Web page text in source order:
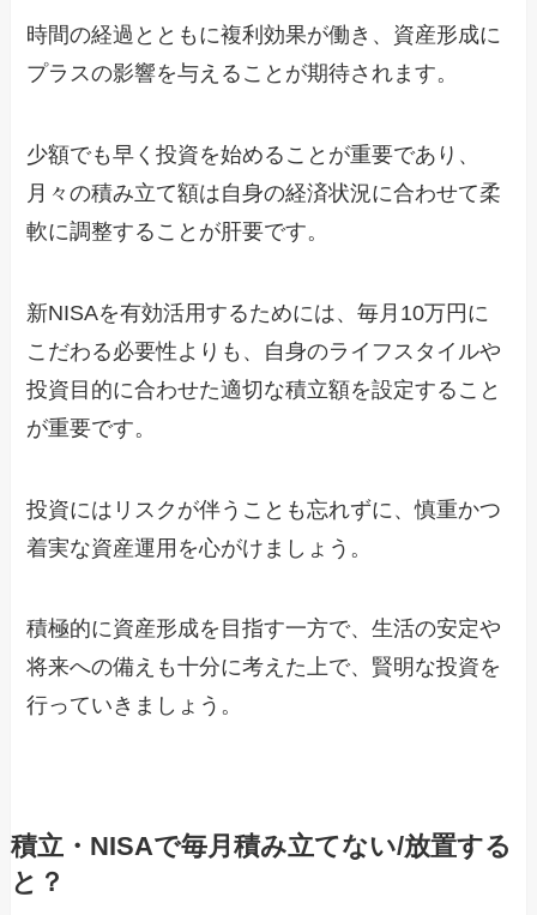
時間の経過とともに複利効果が働き、資産形成に
プラスの影響を与えることが期待されます。
少額でも早く投資を始めることが重要であり、
月々の積み立て額は自身の経済状況に合わせて柔
軟に調整することが肝要です。
新NISAを有効活用するためには、毎月10万円に
こだわる必要性よりも、自身のライフスタイルや
投資目的に合わせた適切な積立額を設定すること
が重要です。
投資にはリスクが伴うことも忘れずに、慎重かつ
着実な資産運用を心がけましょう。
積極的に資産形成を目指す一方で、生活の安定や
将来への備えも十分に考えた上で、賢明な投資を
行っていきましょう。
積立・NISAで毎月積み立てない/放置する
と？